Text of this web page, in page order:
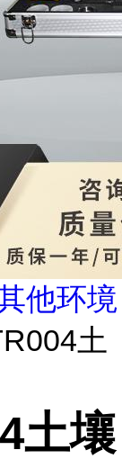
他环境
土
土壤